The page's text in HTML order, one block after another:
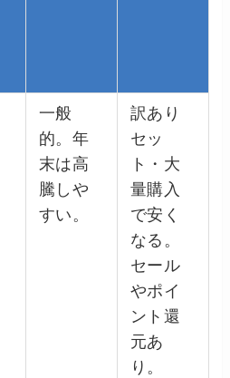
一般
的。年
末は高
騰しや
すい。
訳あり
セッ
ト・大
量購入
で安く
なる。
セール
やポイ
ント還
元あ
り。